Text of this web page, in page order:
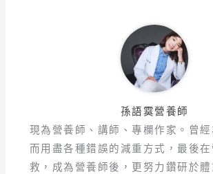
孫語霙營養師
現為營養師、講師、專欄作家。曾經
而用盡各種錯誤的減重方式，最後
救，成為營養師後，更努力鑽研於